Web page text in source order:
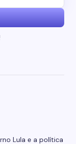
Lula e a política